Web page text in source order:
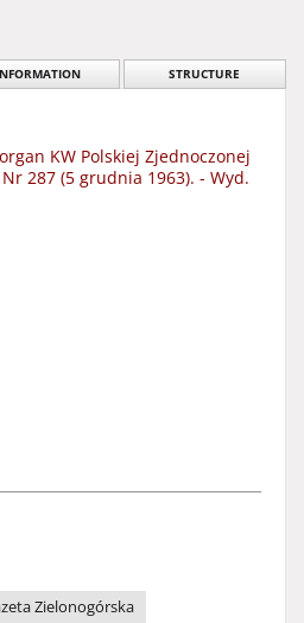
STRUCTURE
KW Polskiej Zjednoczonej
287 (5 grudnia 1963). - Wyd.
Zielonogórska